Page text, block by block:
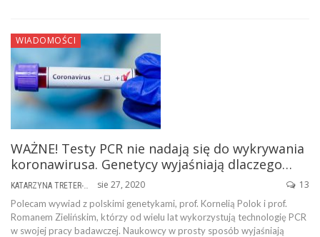
WIADOMOŚCI
WAŻNE! Testy PCR nie nadają się do wykrywania
koronawirusa. Genetycy wyjaśniają dlaczego…
sie 27, 2020 13
Polecam wywiad z polskimi genetykami, prof. Kornelią Polok i prof.
Romanem Zielińskim, którzy od wielu lat wykorzystują technologię PCR
w swojej pracy badawczej. Naukowcy w prosty sposób wyjaśniają